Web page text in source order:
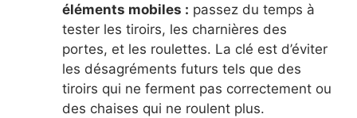
éléments mobiles : passez du temps à
tester les tiroirs, les charnières des
portes, et les roulettes. La clé est d’éviter
les désagréments futurs tels que des
tiroirs qui ne ferment pas correctement ou
des chaises qui ne roulent plus.